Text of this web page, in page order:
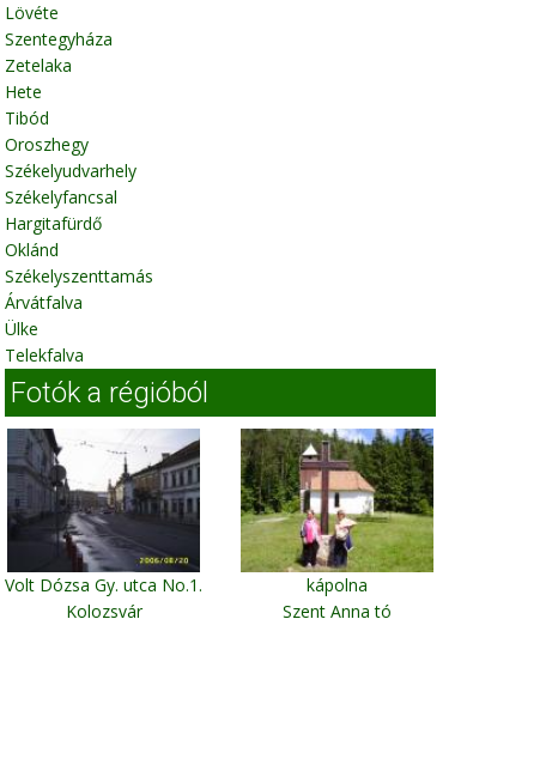
Lövéte
Szentegyháza
Zetelaka
Hete
Tibód
Oroszhegy
Székelyudvarhely
Székelyfancsal
Hargitafürdő
Oklánd
Székelyszenttamás
Árvátfalva
Ülke
Telekfalva
Fotók a régióból
Volt Dózsa Gy. utca No.1.
Kolozsvár
kápolna
Szent Anna tó